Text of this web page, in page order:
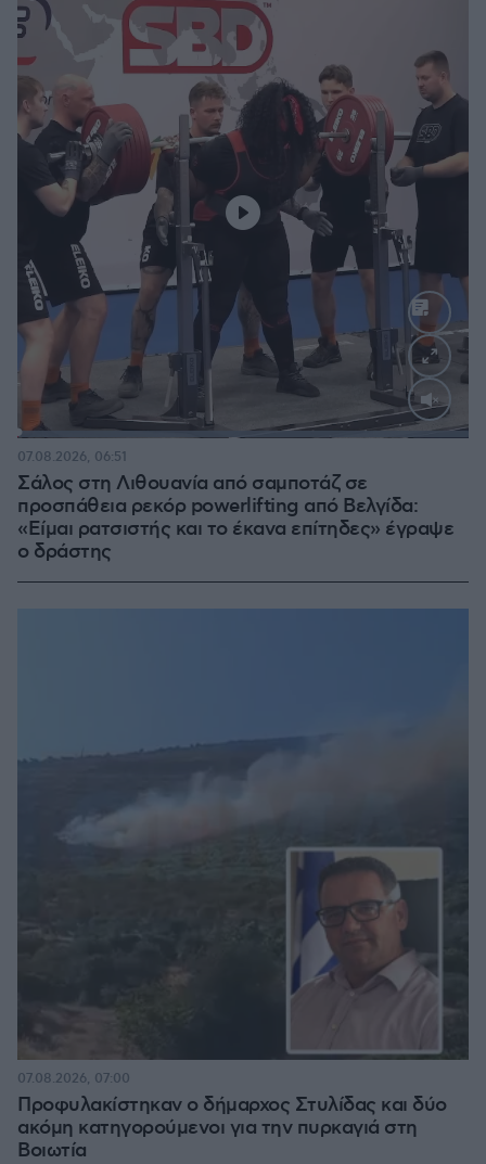
Loaded:
Σάλος στη Λιθουανία από σαμποτάζ σε
προσπάθεια ρεκόρ powerlifting από Βελγίδα:
«Είμαι ρατσιστής και το έκανα επίτηδες» έγραψε
ο δράστης
07.08.2026, 06:51
Προφυλακίστηκαν ο δήμαρχος Στυλίδας και δύο
ακόμη κατηγορούμενοι για την πυρκαγιά στη
Βοιωτία
07.08.2026, 07:00